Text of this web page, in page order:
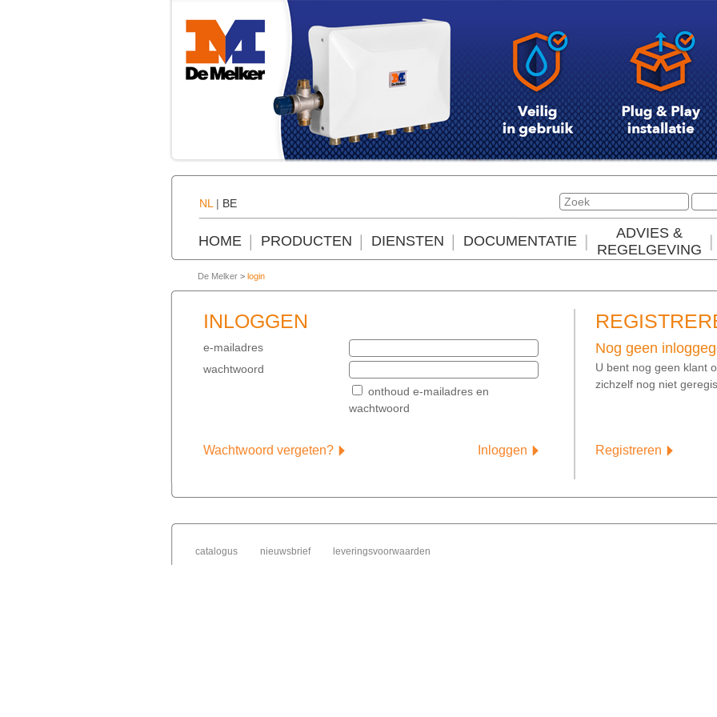
NL | BE
HOME PRODUCTEN DIENSTEN DOCUMENTATIE
ADVIES &
REGELGEVING
De Melker > login
INLOGGEN
e-mailadres Nog geen
U bent nog geen klant
zichzelf nog niet
wachtwoord
onthoud e-mailadres en
wachtwoord
Wachtwoord vergeten? Inloggen Registreren
catalogus nieuwsbrief leveringsvoorwaarden